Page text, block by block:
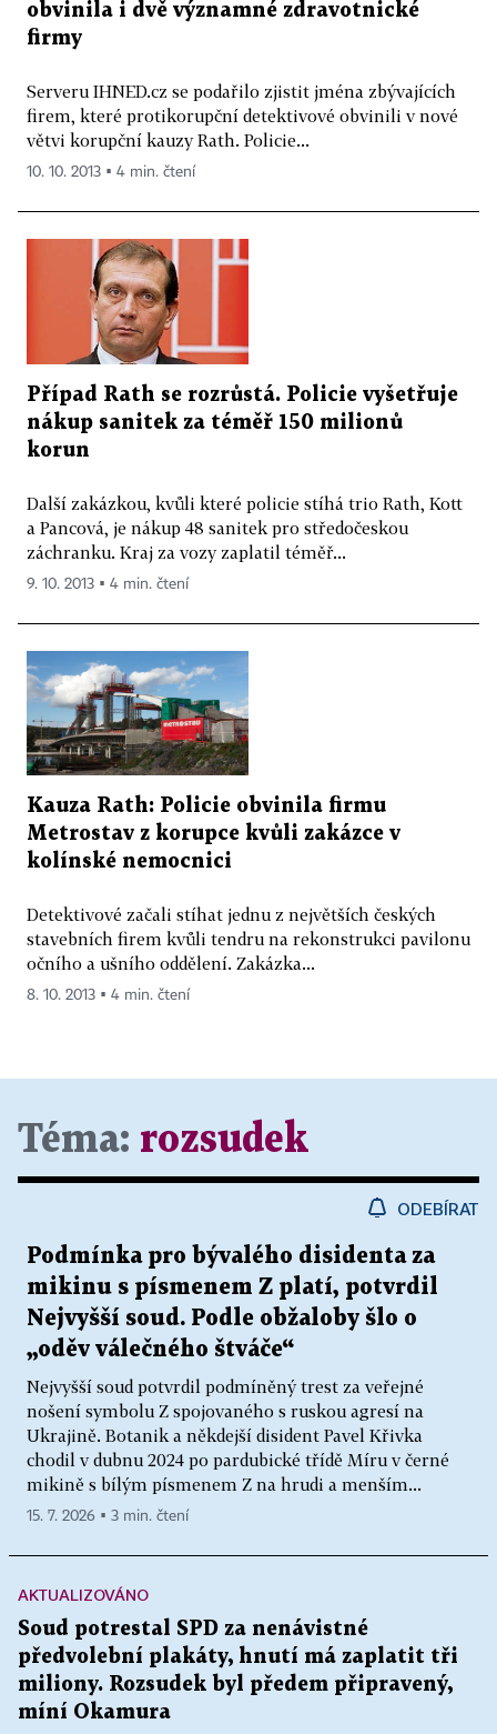
obvinila i dvě významné zdravotnické
firmy
Serveru IHNED.cz se podařilo zjistit jména zbývajících
firem, které protikorupční detektivové obvinili v nové
větvi korupční kauzy Rath. Policie...
10. 10. 2013 ▪ 4 min. čtení
Případ Rath se rozrůstá. Policie vyšetřuje
nákup sanitek za téměř 150 milionů
korun
Další zakázkou, kvůli které policie stíhá trio Rath, Kott
a Pancová, je nákup 48 sanitek pro středočeskou
záchranku. Kraj za vozy zaplatil téměř...
9. 10. 2013 ▪ 4 min. čtení
Kauza Rath: Policie obvinila firmu
Metrostav z korupce kvůli zakázce v
kolínské nemocnici
Detektivové začali stíhat jednu z největších českých
stavebních firem kvůli tendru na rekonstrukci pavilonu
očního a ušního oddělení. Zakázka...
8. 10. 2013 ▪ 4 min. čtení
Téma: rozsudek
ODEBÍRAT
Podmínka pro bývalého disidenta za
mikinu s písmenem Z platí, potvrdil
Nejvyšší soud. Podle obžaloby šlo o
„oděv válečného štváče“
Nejvyšší soud potvrdil podmíněný trest za veřejné
nošení symbolu Z spojovaného s ruskou agresí na
Ukrajině. Botanik a někdejší disident Pavel Křivka
chodil v dubnu 2024 po pardubické třídě Míru v černé
mikině s bílým písmenem Z na hrudi a menším...
15. 7. 2026 ▪ 3 min. čtení
AKTUALIZOVÁNO
Soud potrestal SPD za nenávistné
předvolební plakáty, hnutí má zaplatit tři
miliony. Rozsudek byl předem připravený,
míní Okamura